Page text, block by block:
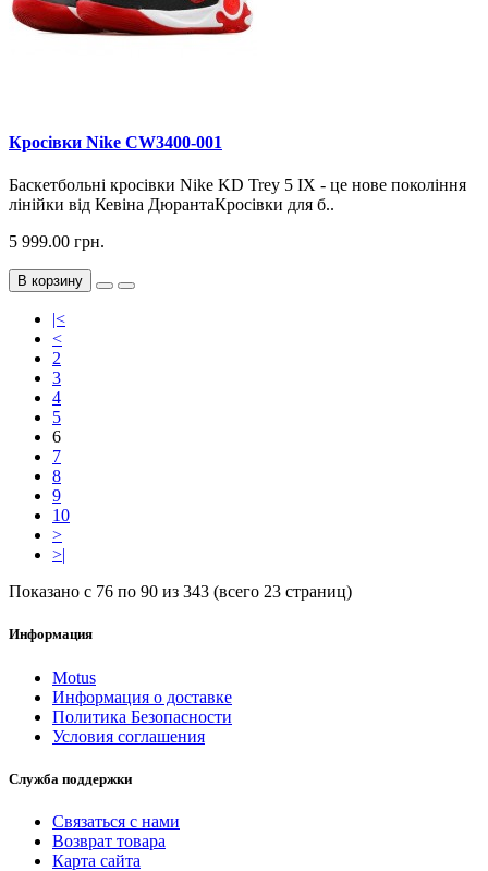
Кросiвки Nike CW3400-001
Баскетбольні кросівки Nike KD Trey 5 IX - це нове покоління
лінійки від Кевіна ДюрантаКросівки для б..
5 999.00 грн.
В корзину
|<
<
2
3
4
5
6
7
8
9
10
>
>|
Показано с 76 по 90 из 343 (всего 23 страниц)
Информация
Motus
Информация о доставке
Политика Безопасности
Условия соглашения
Служба поддержки
Связаться с нами
Возврат товара
Карта сайта